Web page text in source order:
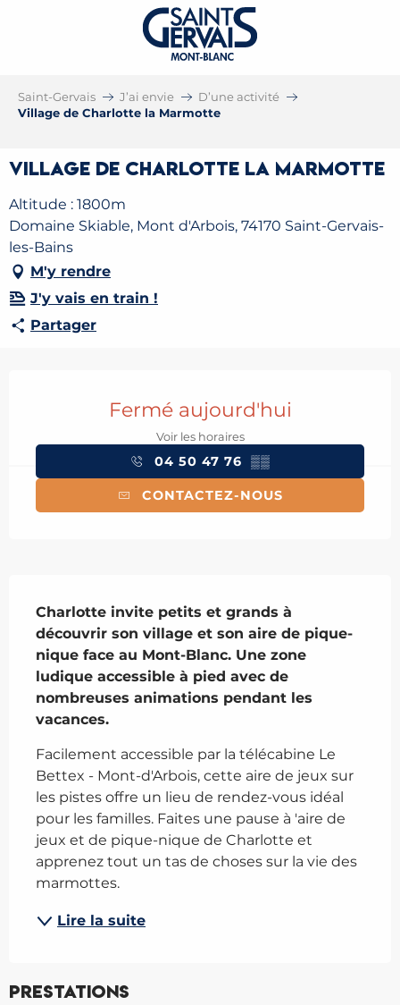
Saint-Gervais J’ai envie
D’une activité
Village de Charlotte la Marmotte
Village de Charlotte la Marmotte
Altitude : 1800m
Domaine Skiable, Mont d'Arbois, 74170 Saint-Gervais-
les-Bains
M'y rendre
J'y vais en train !
Partager
Fermé aujourd'hui
Voir les horaires
04 50 47 76 ▒▒
CONTACTEZ-NOUS
Charlotte invite petits et grands à
découvrir son village et son aire de pique-
nique face au Mont-Blanc. Une zone
ludique accessible à pied avec de
nombreuses animations pendant les
vacances.
Facilement accessible par la télécabine Le
Bettex - Mont-d'Arbois, cette aire de jeux sur
les pistes offre un lieu de rendez-vous idéal
pour les familles. Faites une pause à 'aire de
jeux et de pique-nique de Charlotte et
apprenez tout un tas de choses sur la vie des
marmottes.
Lire la suite
Prestations